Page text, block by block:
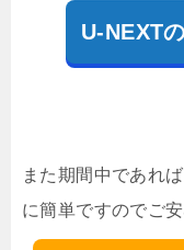
U-NEXT
また期間中であれ
に簡単ですのでご